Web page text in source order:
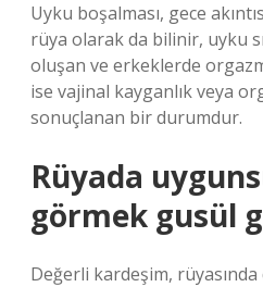
Uyku boşalması, gece
rüya olarak da bilinir, uyku
oluşan ve erkeklerde
ise vajinal kayganlık veya
sonuçlanan bir durumdur.
Rüyada
görmek gusül
Değerli kardeşim,